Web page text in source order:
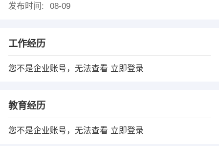
发布时间:
08-09
工作经历
您不是企业账号，无法查看 立即登录
教育经历
您不是企业账号，无法查看 立即登录